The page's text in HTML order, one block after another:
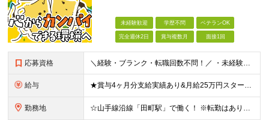
未経験歓迎 学歴不問 ベテランOK
完全週休2日 賞与複数月 面接1回
応募資格 ＼経験・ブランク・転職回数不問！／ ・未経験・正社員デビュー歓迎 ・学歴不問
給与 ★賞与4ヶ月分支給実績あり&月給25万円スタート！ ＜2024年度から3万円月給アップ！＞ 月給25万円～+諸手当+賞与年2回 ※上記金額に残業代は含みません。超過分は別途全額支給します。 ※試用
勤務地 ☆山手線沿線「田町駅」で働く！ ※転勤はありませんし勤務地は相談可能です！ 本社：東京都港区芝浦4丁目3番4号 田町きよたビル5F ※転勤はありません ※(変更の範囲)上記を除く当社関連勤務地